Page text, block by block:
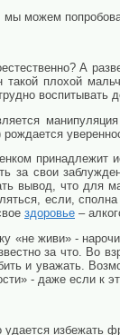
можем
А
плохой
воспитывать
принадлежит
за свои
вывод, что для
если,
здоровье –
«не живи» -
за что. Во
и уважать.
- даже если к
избежать